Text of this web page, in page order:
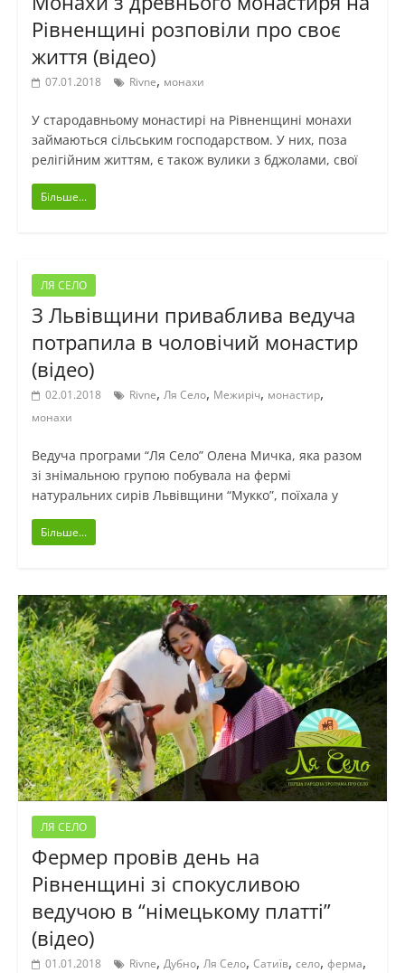
Рівненщині розповіли про своє
життя (відео)
07.01.2018 Rivne, монахи
У стародавньому монастирі на Рівненщині монахи
займаються сільським господарством. У них, поза
релігійним життям, є також вулики з бджолами, свої
Більше...
ЛЯ СЕЛО
З Львівщини приваблива ведуча
потрапила в чоловічий монастир
(відео)
02.01.2018 Rivne, Ля Село, Межиріч, монастир,
монахи
Ведуча програми “Ля Село” Олена Мичка, яка разом
зі знімальною групою побувала на фермі
натуральних сирів Львівщини “Мукко”, поїхала у
Більше...
ЛЯ СЕЛО
Фермер провів день на
Рівненщині зі спокусливою
ведучою в “німецькому платті”
(відео)
01.01.2018 Rivne, Дубно, Ля Село, Сатиїв, село, ферма,